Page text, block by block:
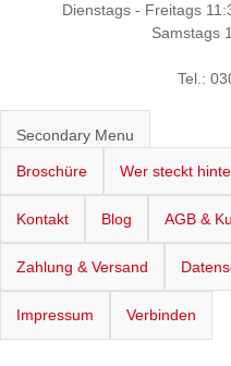
Dienstags - Freitags
Samstags
Tel.:
Secondary Menu
Broschüre Wer steckt
Kontakt Blog AGB &
Zahlung & Versand
Impressum Verbinden